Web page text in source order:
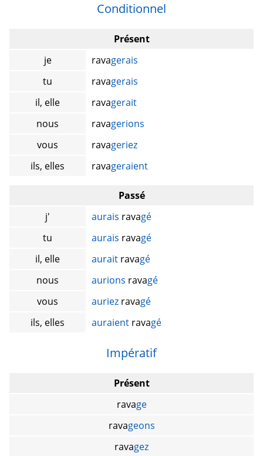
Conditionnel
Présent
je
ravagerais
tu
ravagerais
il, elle
ravagerait
nous
ravagerions
vous
ravageriez
ils, elles
ravageraient
Passé
j'
aurais ravagé
tu
aurais ravagé
il, elle
aurait ravagé
nous
aurions ravagé
vous
auriez ravagé
ils, elles
auraient ravagé
Impératif
Présent
ravage
ravageons
ravagez